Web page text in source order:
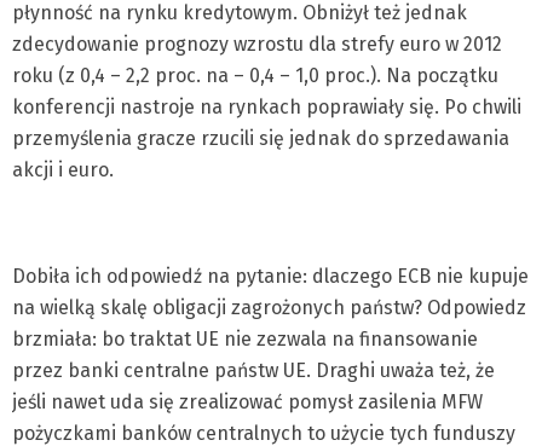
płynność na rynku kredytowym. Obniżył też jednak
zdecydowanie prognozy wzrostu dla strefy euro w 2012
roku (z 0,4 – 2,2 proc. na – 0,4 – 1,0 proc.). Na początku
konferencji nastroje na rynkach poprawiały się. Po chwili
przemyślenia gracze rzucili się jednak do sprzedawania
akcji i euro.
Dobiła ich odpowiedź na pytanie: dlaczego ECB nie kupuje
na wielką skalę obligacji zagrożonych państw? Odpowiedz
brzmiała: bo traktat UE nie zezwala na finansowanie
przez banki centralne państw UE. Draghi uważa też, że
jeśli nawet uda się zrealizować pomysł zasilenia MFW
pożyczkami banków centralnych to użycie tych funduszy